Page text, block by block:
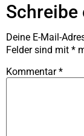
Schreibe
Deine E-Mail-
Felder sind mit *
Kommentar*